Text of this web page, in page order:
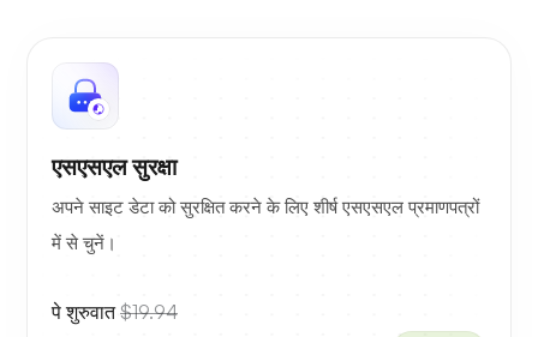
एसएसएल सुरक्षा
अपने साइट डेटा को सुरक्षित करने के लिए शीर्ष एसएसएल प्रमाणपत्रों
में से चुनें।
पे शुरुवात$19.94